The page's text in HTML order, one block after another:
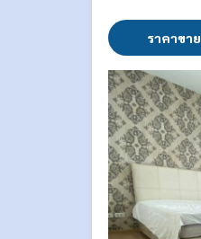
ราคาขาย